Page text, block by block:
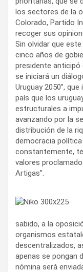
los sectores de la
Colorado, Partido
recoger sus
Sin olvidar que
cinco años de
presidente anticipó
se iniciará un
Uruguay 2050”,
país que los
estructurales a
avanzando por la
distribución de la
democracia
constantemente,
valores
Artigas”.
sabido, a la
organismos
descentralizados,
apenas se pongan
nómina será